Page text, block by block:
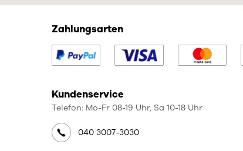
Zahlungsarten
Kundenservice
Telefon: Mo-Fr 08-19 Uhr, Sa 10-18 Uhr
040 3007-3030